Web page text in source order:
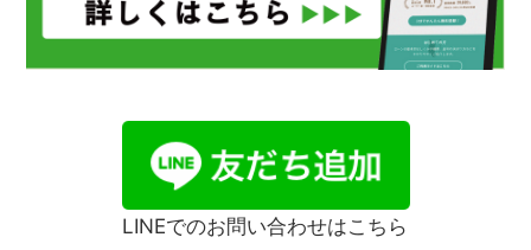
LINEでのお問い合わせはこちら